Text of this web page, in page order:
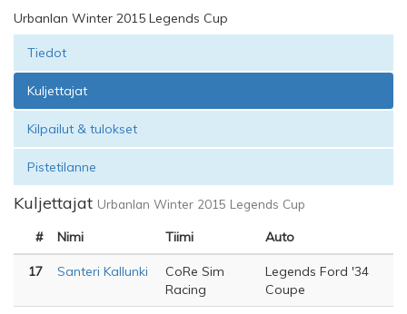
Urbanlan Winter 2015 Legends Cup
Tiedot
Kuljettajat
Kilpailut & tulokset
Pistetilanne
Kuljettajat Urbanlan Winter 2015 Legends Cup
# Nimi Tiimi Auto
17 Santeri Kallunki
CoRe Sim
Racing
Legends Ford '34
Coupe